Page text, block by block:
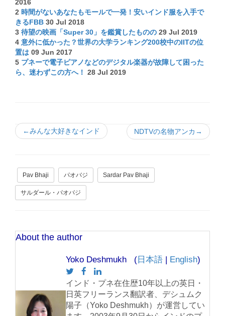
2016
2 時間がないあなたもモールで一発！安いインド服を入手で
きるFBB 30 Jul 2018
3 待望の映画「Super 30」を鑑賞したものの 29 Jul 2019
4 意外に低かった？世界の大学ランキング200校中のIITの位
置は 09 Jun 2017
5 プネーで電子ピアノなどのデジタル楽器が故障して困った
ら、迷わずこの方へ！ 28 Jul 2019
←みんな大好きなインド NDTVの名物アンカ→
Pav Bhaji パオバジ Sardar Pav Bhaji
サルダール・パオバジ
About the author
Yoko Deshmukh ( 日本語 | English)
インド・プネ在住歴10年以上の英日・
日英フリーランス翻訳者、デシュムク
陽子（Yoko Deshmukh）が運営してい